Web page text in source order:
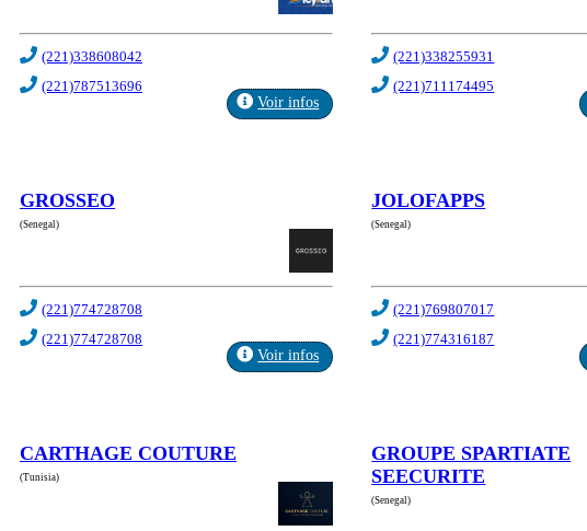
(221)338608042
(221)787513696
Voir infos
(221)338255931
(221)711174495
GROSSEO
(Senegal)
(221)774728708
(221)774728708
Voir infos
JOLOFAPPS
(Senegal)
(221)769807017
(221)774316187
CARTHAGE COUTURE
(Tunisia)
GROUPE SPARTIATE
SEECURITE
(Senegal)